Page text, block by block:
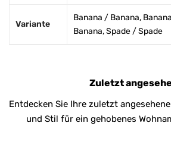
Variante
Banana / Banana,
Banana, Spade / Spade
Zuletzt
Entdecken Sie Ihre zuletzt
und Stil für ein gehobenes